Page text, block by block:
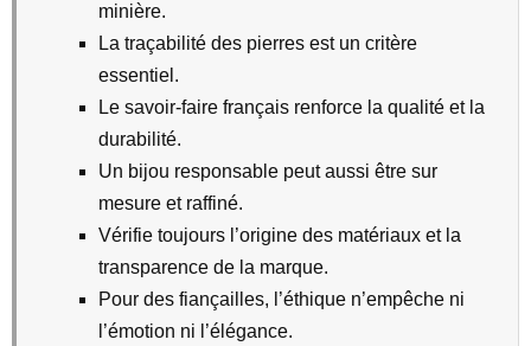
minière.
La traçabilité des pierres est un critère
essentiel.
Le savoir-faire français renforce la qualité et la
durabilité.
Un bijou responsable peut aussi être sur
mesure et raffiné.
Vérifie toujours l’origine des matériaux et la
transparence de la marque.
Pour des fiançailles, l’éthique n’empêche ni
l’émotion ni l’élégance.